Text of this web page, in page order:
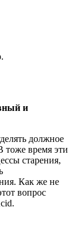
и
должное
тоже время эти
старения,
Как же не
вопрос